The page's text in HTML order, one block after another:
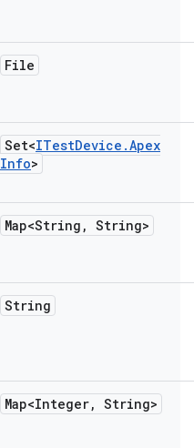
File
Set<ITestDevice .Apex
Info>
Map<String , String>
String
Map<Integer, String>